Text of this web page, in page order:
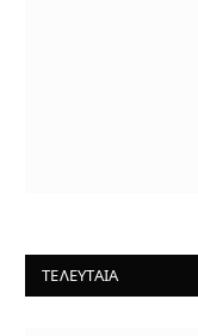
ΤΕΛΕΥΤΑΙΑ